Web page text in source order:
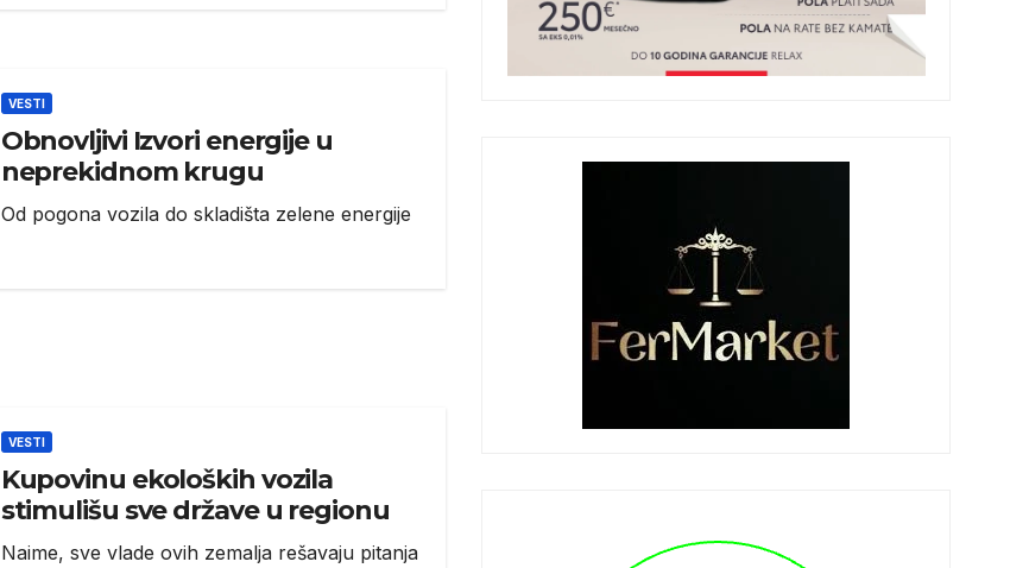
VESTI
Obnovljivi Izvori energije u
neprekidnom krugu
Od pogona vozila do skladišta zelene energije
VESTI
Kupovinu ekoloških vozila
stimulišu sve države u regionu
Naime, sve vlade ovih zemalja rešavaju pitanja